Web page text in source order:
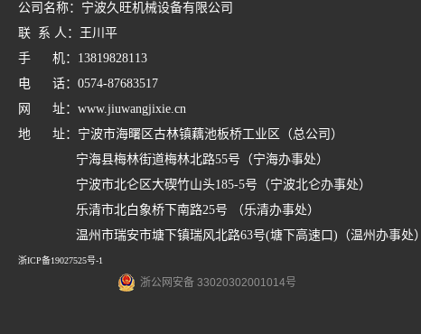
公司名称：宁波久旺机械设备有限公司
联 系 人：王川平
手 机：13819828113
电 话：0574-87683517
网 址：www.jiuwangjixie.cn
地 址：宁波市海曙区古林镇藕池板桥工业区（总公司）
宁海县梅林街道梅林北路55号（宁海办事处）
宁波市北仑区大碶竹山头185-5号（宁波北仑办事处）
乐清市北白象桥下南路25号 （乐清办事处）
温州市瑞安市塘下镇瑞风北路63号(塘下高速口)（温州办事处）
浙ICP备19027525号-1
浙公网安备 33020302001014号